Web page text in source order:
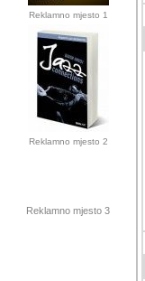
Reklamno mjesto 1
Reklamno mjesto 2
Reklamno mjesto 3